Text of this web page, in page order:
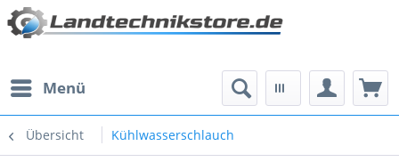
Menü
Übersicht Kühlwasserschlauch